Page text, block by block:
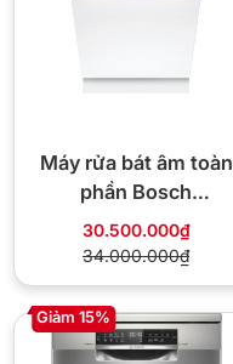
Máy rửa bát âm toàn
phần Bosch
SMV8ZDX86M Seri 8
30.500.000₫
34.000.000₫
Giảm 15%